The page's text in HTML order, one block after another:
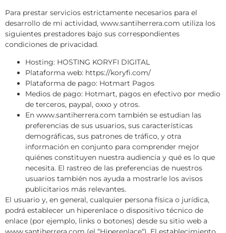
Para prestar servicios estrictamente necesarios para el
desarrollo de mi actividad, www.santiherrera.com utiliza los
siguientes prestadores bajo sus correspondientes
condiciones de privacidad.
Hosting: HOSTING KORYFI DIGITAL
Plataforma web: https://koryfi.com/
Plataforma de pago: Hotmart Pagos
Medios de pago: Hotmart, pagos en efectivo por medio
de terceros, paypal, oxxo y otros.
En www.santiherrera.com también se estudian las
preferencias de sus usuarios, sus características
demográficas, sus patrones de tráfico, y otra
información en conjunto para comprender mejor
quiénes constituyen nuestra audiencia y qué es lo que
necesita. El rastreo de las preferencias de nuestros
usuarios también nos ayuda a mostrarle los avisos
publicitarios más relevantes.
El usuario y, en general, cualquier persona física o jurídica,
podrá establecer un hiperenlace o dispositivo técnico de
enlace (por ejemplo, links o botones) desde su sitio web a